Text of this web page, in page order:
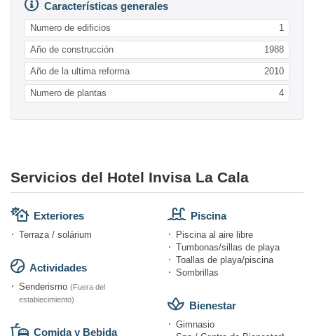
Características generales
Numero de edificios 1
Año de construcción 1988
Año de la ultima reforma 2010
Numero de plantas 4
Servicios del Hotel Invisa La Cala
Exteriores
Terraza / solárium
Actividades
Senderismo (Fuera del
establecimiento)
Comida y Bebida
Piscina
Piscina al aire libre
Tumbonas/sillas de playa
Toallas de playa/piscina
Sombrillas
Bienestar
Gimnasio